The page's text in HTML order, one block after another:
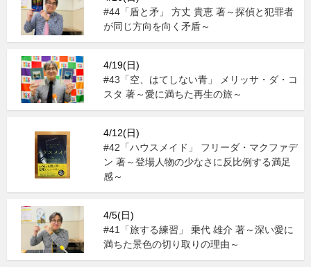
#44「盾と矛」 方丈 貴恵 著～探偵と犯罪者
が同じ方向を向く矛盾～
4/19(日)
#43「空、はてしない青」 メリッサ・ダ・コ
スタ 著～愛に満ちた再生の旅～
4/12(日)
#42「ハウスメイド」 フリーダ・マクファデ
ン 著～登場人物の少なさに反比例する満足
感～
4/5(日)
#41「旅する練習」 乗代 雄介 著～深い愛に
満ちた景色の切り取りの理由～